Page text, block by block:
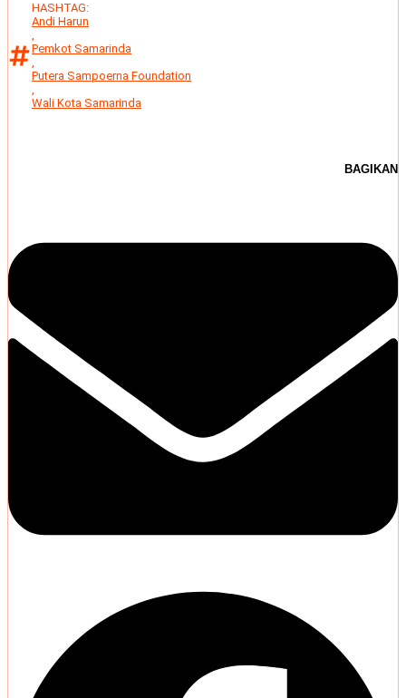
HASHTAG:
Andi Harun
,
Pemkot Samarinda
,
Putera Sampoerna Foundation
,
Wali Kota Samarinda
BAGIKAN